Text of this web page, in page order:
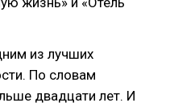
из лучших
По словам
двадцати лет. И